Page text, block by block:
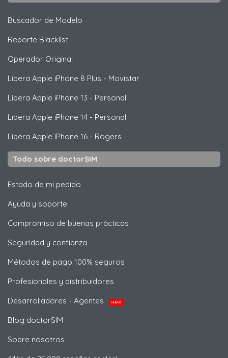
Buscador de Modelo
Reporte Blacklist
Operador Original
Libera Apple iPhone 8 Plus - Movistar
Libera Apple iPhone 13 - Personal
Libera Apple iPhone 14 - Personal
Libera Apple iPhone 16 - Rogers
Todo sobre doctorSIM
Estado de mi pedido
Ayuda y soporte
Compromiso de buenas prácticas
Seguridad y confianza
Métodos de pago 100% seguros
Profesionales y distribuidores
Desarrolladores - Agentes
NUEVO
Blog doctorSIM
Sobre nosotros